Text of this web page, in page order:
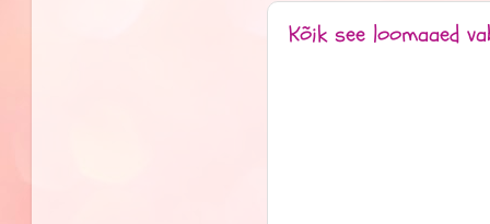
Kõik see loomaaed